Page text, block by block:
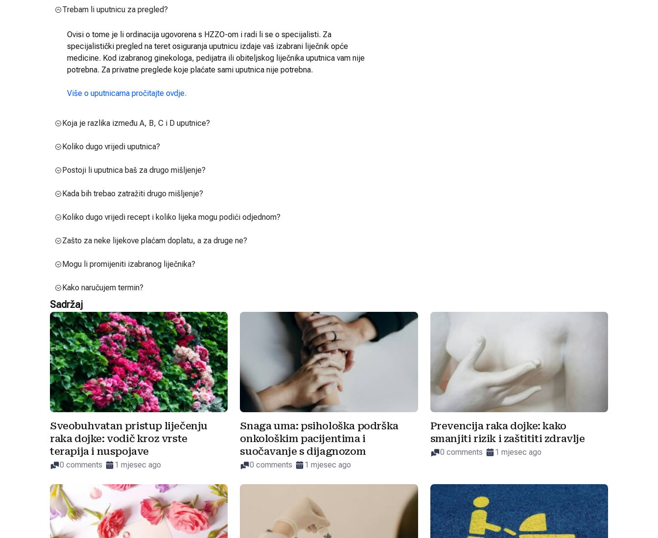
Trebam li uputnicu za pregled?
Ovisi o tome je li ordinacija ugovorena s HZZO-om i radi li se o specijalisti. Za
specijalistički pregled na teret osiguranja uputnicu izdaje vaš izabrani liječnik opće
medicine. Kod izabranog ginekologa, pedijatra ili obiteljskog liječnika uputnica vam nije
potrebna. Za privatne preglede koje plaćate sami uputnica nije potrebna.
Više o uputnicama pročitajte ovdje.
Koja je razlika između A, B, C i D uputnice?
Koliko dugo vrijedi uputnica?
Postoji li uputnica baš za drugo mišljenje?
Kada bih trebao zatražiti drugo mišljenje?
Koliko dugo vrijedi recept i koliko lijeka mogu podići odjednom?
Zašto za neke lijekove plaćam doplatu, a za druge ne?
Mogu li promijeniti izabranog liječnika?
Kako naručujem termin?
Sadržaj
Sveobuhvatan pristup liječenju
raka dojke: vodič kroz vrste
terapija i nuspojave
0 comments 1 mjesec ago
Snaga uma: psihološka podrška
onkološkim pacijentima i
suočavanje s dijagnozom
0 comments 1 mjesec ago
Prevencija raka dojke: kako
smanjiti rizik i zaštititi zdravlje
0 comments 1 mjesec ago